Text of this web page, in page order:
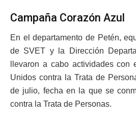
Campaña Corazón Azul
En el departamento de Petén,
de SVET y la Dirección
llevaron a cabo actividades con
Unidos contra la Trata de
de julio, fecha en la que se
contra la Trata de Personas.